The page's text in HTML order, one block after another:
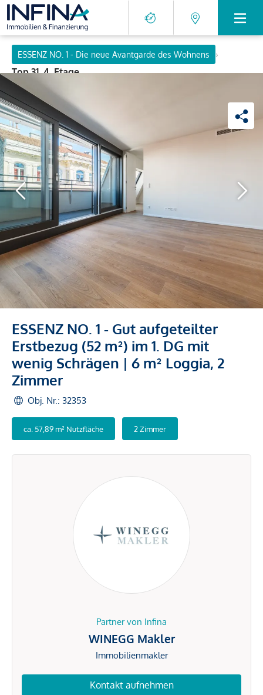
ESSENZ NO. 1 - Die neue Avantgarde des Wohnens
›
Top 31, 4. Etage
ESSENZ NO. 1 - Gut aufgeteilter
Erstbezug (52 m²) im 1. DG mit
wenig Schrägen | 6 m² Loggia, 2
Zimmer
Obj. Nr.: 32353
ca. 57,89 m² Nutzfläche 2 Zimmer
Partner von Infina
WINEGG Makler
Immobilienmakler
Kontakt aufnehmen